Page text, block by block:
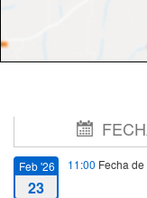
Feb '26
23
11:00 Fecha